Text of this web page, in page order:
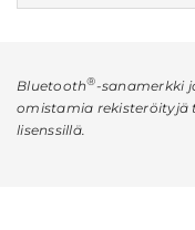
Bluetooth®-sanamerkki
omistamia rekisteröityjä
lisenssillä.